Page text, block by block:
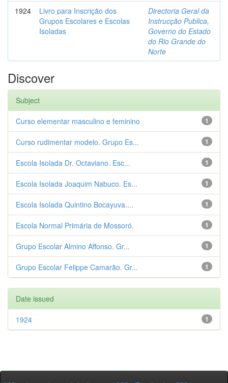
1924
Livro para Inscrição dos
Grupos Escolares e Escolas
Isoladas
Directoria Geral da
Instrucção Publica,
Governo do Estado
do Rio Grande do
Norte
Discover
Subject
1
Curso elementar masculino e feminino
1
Curso rudimentar modelo. Grupo Es...
1
Escola Isolada Dr. Octaviano. Esc...
1
Escola Isolada Joaquim Nabuco. Es...
1
Escola Isolada Quintino Bocayuva....
1
Escola Normal Primária de Mossoró.
1
Grupo Escolar Almino Affonso. Gr...
1
Grupo Escolar Felippe Camarão. Gr...
Date issued
1
1924